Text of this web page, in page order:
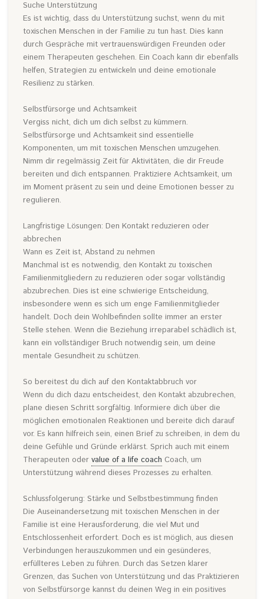
Suche Unterstützung
Es ist wichtig, dass du Unterstützung suchst, wenn du mit
toxischen Menschen in der Familie zu tun hast. Dies kann
durch Gespräche mit vertrauenswürdigen Freunden oder
einem Therapeuten geschehen. Ein Coach kann dir ebenfalls
helfen, Strategien zu entwickeln und deine emotionale
Resilienz zu stärken.
Selbstfürsorge und Achtsamkeit
Vergiss nicht, dich um dich selbst zu kümmern.
Selbstfürsorge und Achtsamkeit sind essentielle
Komponenten, um mit toxischen Menschen umzugehen.
Nimm dir regelmässig Zeit für Aktivitäten, die dir Freude
bereiten und dich entspannen. Praktiziere Achtsamkeit, um
im Moment präsent zu sein und deine Emotionen besser zu
regulieren.
Langfristige Lösungen: Den Kontakt reduzieren oder
abbrechen
Wann es Zeit ist, Abstand zu nehmen
Manchmal ist es notwendig, den Kontakt zu toxischen
Familienmitgliedern zu reduzieren oder sogar vollständig
abzubrechen. Dies ist eine schwierige Entscheidung,
insbesondere wenn es sich um enge Familienmitglieder
handelt. Doch dein Wohlbefinden sollte immer an erster
Stelle stehen. Wenn die Beziehung irreparabel schädlich ist,
kann ein vollständiger Bruch notwendig sein, um deine
mentale Gesundheit zu schützen.
So bereitest du dich auf den Kontaktabbruch vor
Wenn du dich dazu entscheidest, den Kontakt abzubrechen,
plane diesen Schritt sorgfältig. Informiere dich über die
möglichen emotionalen Reaktionen und bereite dich darauf
vor. Es kann hilfreich sein, einen Brief zu schreiben, in dem du
deine Gefühle und Gründe erklärst. Sprich auch mit einem
Therapeuten odervalue of a life coach Coach, um
Unterstützung während dieses Prozesses zu erhalten.
Schlussfolgerung: Stärke und Selbstbestimmung finden
Die Auseinandersetzung mit toxischen Menschen in der
Familie ist eine Herausforderung, die viel Mut und
Entschlossenheit erfordert. Doch es ist möglich, aus diesen
Verbindungen herauszukommen und ein gesünderes,
erfüllteres Leben zu führen. Durch das Setzen klarer
Grenzen, das Suchen von Unterstützung und das Praktizieren
von Selbstfürsorge kannst du deinen Weg in ein positives